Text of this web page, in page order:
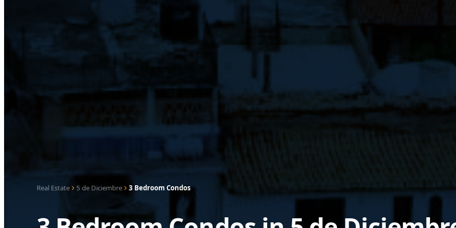
Real Estate 5 de Diciembre 3 Bedroom Condos